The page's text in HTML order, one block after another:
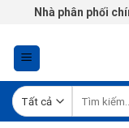
Chuyển
nội
dung
Nhà phân phối
kiếm: